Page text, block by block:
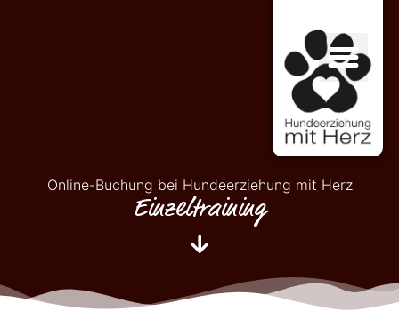
Online-Buchung bei Hundeerziehung mit Herz
Einzeltraining